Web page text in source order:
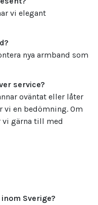
vi elegant
nya armband som
service?
oväntat eller låter
vi en bedömning. Om
vi gärna till med
Sverige?